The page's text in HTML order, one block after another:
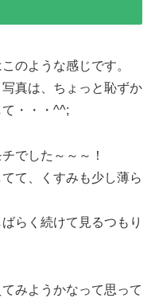
のような感じです。
真は、ちょっと恥ずか
・・・^^;
でした～～～！
て、くすみも少し薄ら
らく続けて見るつもり
みようかなって思って